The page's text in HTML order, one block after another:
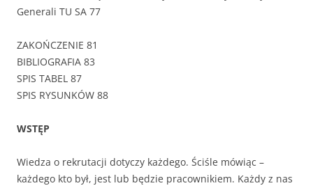
Generali TU SA 77
ZAKOŃCZENIE 81
BIBLIOGRAFIA 83
SPIS TABEL 87
SPIS RYSUNKÓW 88
WSTĘP
Wiedza o rekrutacji dotyczy każdego. Ściśle mówiąc –
każdego kto był, jest lub bę­dzie pracownikiem. Każdy z nas